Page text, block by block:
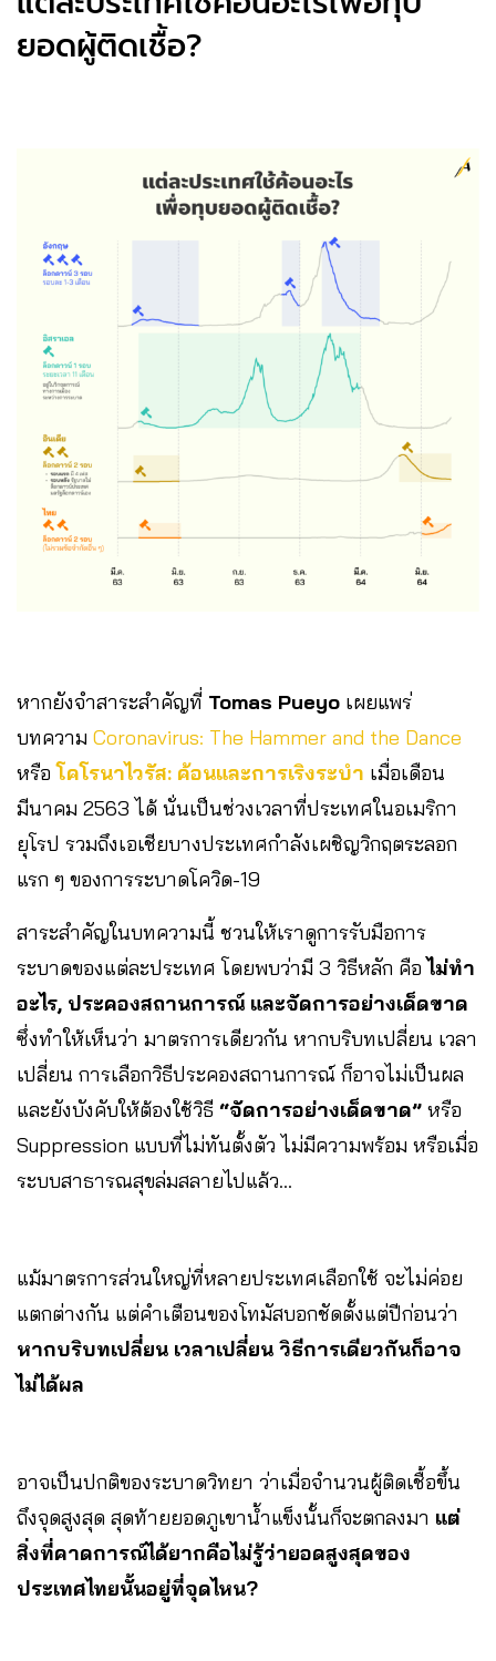
ยอดผู้ติดเชื้อ?
หากยังจำสาระสำคัญที่ Tomas Pueyo เผยแพร่
บทความ Coronavirus: The Hammer and the Dance
หรือโคโรนาไวรัส: ค้อนและการเริงระบำ เมื่อเดือน
มีนาคม 2563 ได้ นั่นเป็นช่วงเวลาที่ประเทศในอเมริกา
ยุโรป รวมถึงเอเชียบางประเทศกำลังเผชิญวิกฤตระลอก
แรก ๆ ของการระบาดโควิด-19
สาระสำคัญในบทความนี้ ชวนให้เราดูการรับมือการ
ระบาดของแต่ละประเทศ โดยพบว่ามี 3 วิธีหลัก คือไม่ทำ
อะไร, ประคองสถานการณ์ และจัดการอย่างเด็ดขาด
ซึ่งทำให้เห็นว่า มาตรการเดียวกัน หากบริบทเปลี่ยน เวลา
เปลี่ยน การเลือกวิธีประคองสถานการณ์ ก็อาจไม่เป็นผล
และยังบังคับให้ต้องใช้วิธี “จัดการอย่างเด็ดขาด” หรือ
Suppression แบบที่ไม่ทันตั้งตัว ไม่มีความพร้อม หรือเมื่อ
ระบบสาธารณสุขล่มสลายไปแล้ว…
แม้มาตรการส่วนใหญ่ที่หลายประเทศเลือกใช้ จะไม่ค่อย
แตกต่างกัน แต่คำเตือนของโทมัสบอกชัดตั้งแต่ปีก่อนว่า
หากบริบทเปลี่ยน เวลาเปลี่ยน วิธีการเดียวกันก็อาจ
ไม่ได้ผล
อาจเป็นปกติของระบาดวิทยา ว่าเมื่อจำนวนผู้ติดเชื้อขึ้น
ถึงจุดสูงสุด สุดท้ายยอดภูเขาน้ำแข็งนั้นก็จะตกลงมา แต่
สิ่งที่คาดการณ์ได้ยากคือไม่รู้ว่ายอดสูงสุดของ
ประเทศไทยนั้นอยู่ที่จุดไหน?